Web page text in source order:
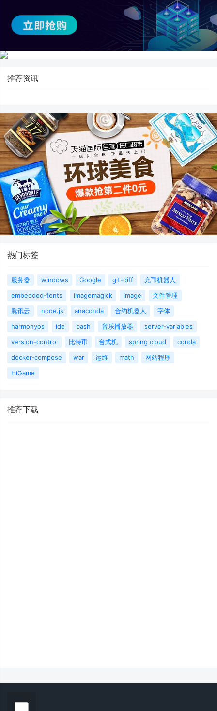
推荐资讯
热门标签
服务器 windows Google git-diff
充币机器人
embedded-fonts
imagemagick image
文件管理
腾讯云
node.js anaconda 合约机器人
字体
harmonyos
ide bash 音乐播放器
server-variables
version-control
比特币 台式机 spring cloud
conda
docker-compose
war 运维 math
网站程序
HiGame
推荐下载